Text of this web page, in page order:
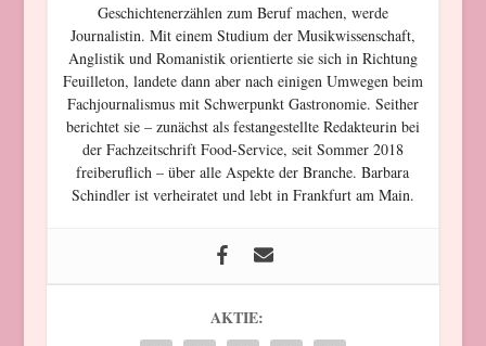
Geschichtenerzählen zum Beruf machen, werde
Journalistin. Mit einem Studium der Musikwissenschaft,
Anglistik und Romanistik orientierte sie sich in Richtung
Feuilleton, landete dann aber nach einigen Umwegen beim
Fachjournalismus mit Schwerpunkt Gastronomie. Seither
berichtet sie – zunächst als festangestellte Redakteurin bei
der Fachzeitschrift Food-Service, seit Sommer 2018
freiberuflich – über alle Aspekte der Branche. Barbara
Schindler ist verheiratet und lebt in Frankfurt am Main.
AKTIE: